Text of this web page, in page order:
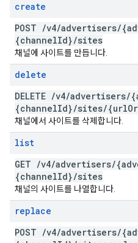
create
POST /v4/advertisers/
{channelId}/sites
채널에 사이트를 만듭니다.
delete
DELETE /v4/advertisers/
{channelId}/sites/{urlOr
채널에서 사이트를 삭제합니다.
list
GET /v4/advertisers/
{channelId}/sites
채널의 사이트를 나열합니다.
replace
POST /v4/advertisers/